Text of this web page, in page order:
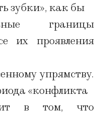
зубки», как бы
границы
их проявления
упрямству.
«конфликта
в том, что